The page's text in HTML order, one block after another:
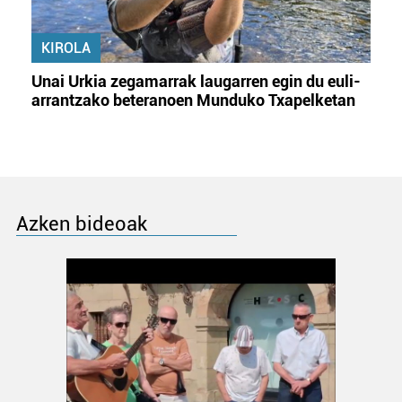
KIROLA
Unai Urkia zegamarrak laugarren egin du euli-
arrantzako beteranoen Munduko Txapelketan
Azken bideoak